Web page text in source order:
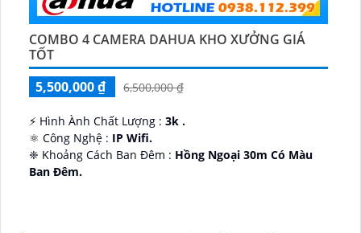
COMBO 4 CAMERA DAHUA KHO XƯỞNG GIÁ
TỐT
5,500,000 ₫
6,500,000 ₫
️⚡ Hình Ành Chất Lượng : 3k .
⚛️ Công Nghệ : IP Wifi.
❈ Khoảng Cách Ban Đêm : Hồng Ngoại 30m Có Màu
Ban Ðêm.